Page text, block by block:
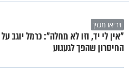
וידיאו מגזין
"אין לי יד, וזו לא מחלה": כרמל יוגב על
החיסרון שהפך לגעגוע